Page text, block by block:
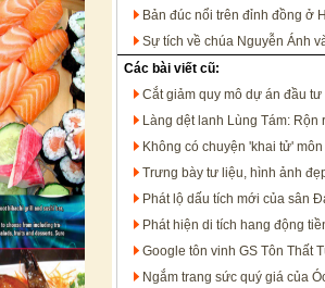
Bản đúc nổi trên đỉnh đồng ở
Sự tích về chúa Nguyễn Ánh
Các bài viết cũ:
Cắt giảm quy mô dự án đầu
Làng dệt lanh Lùng Tám:
Không có chuyện 'khai tử'
Trưng bày tư liệu, hình ảnh
Phát lộ dấu tích mới của sân
Phát hiện di tích hang động
Google tôn vinh GS Tôn Thất
Ngắm trang sức quý giá của